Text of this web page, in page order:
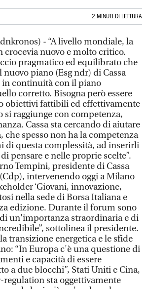
2 MINUTI DI LETTURA
- “A livello mondiale, la
crocevia nuovo e molto critico.
pragmatico ed equilibrato che
piano (Esg ndr) di Cassa
continuità con il piano
corretto. Bisogna però essere
obiettivi fattibili ed effettivamente
si raggiunge con competenza,
Cassa sta cercando di aiutare
che spesso non ha la competenza
di questa complessità, ad inserirli
pensare e nelle proprie scelte”.
Tempini, presidente di Cassa
intervenendo oggi a Milano
‘Giovani, innovazione,
nella sede di Borsa Italiana e
edizione. Durante il forum sono
un'importanza straordinaria e di
sottolinea il presidente.
transizione energetica e le sfide
“In Europa c'è una questione di
e capacità di essere
a due blocchi”, Stati Uniti e Cina,
regulation sta oggettivamente